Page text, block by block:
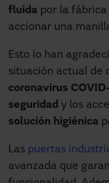
fluida por la fábrica
accionar una
Esto lo han
situación actual de
coronavirus
seguridad y los
solución higiénica
Las puertas
avanzada que